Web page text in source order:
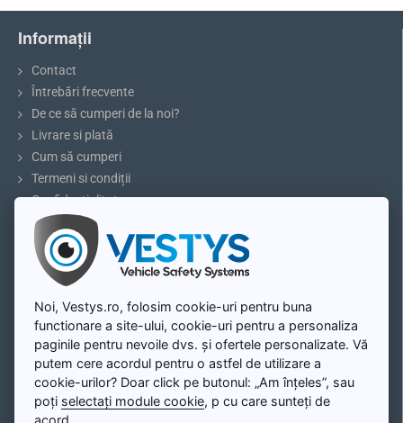
Informații
Contact
Întrebări frecvente
De ce să cumperi de la noi?
Livrare si plată
Cum să cumperi
Termeni si condiții
Confidențialitate
Reclamații și retururi
5 sfaturi pentru parcare sau marșarier
Blog
Contul meu
Contul meu
Înregistrare
Autentificare
Harta site-ului
Noi, Vestys.ro, folosim cookie-uri pentru buna
functionare a site-ului, cookie-uri pentru a personaliza
paginile pentru nevoile dvs. și ofertele personalizate. Vă
putem cere acordul pentru o astfel de utilizare a
cookie-urilor? Doar click pe butonul: „Am înțeles”, sau
poți selectați module cookie, p cu care sunteți de